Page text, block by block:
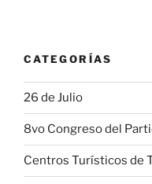
CATEGORÍAS
26 de Julio
8vo Congreso del
Centros Turísticos de